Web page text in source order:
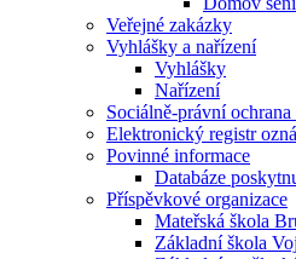
Veřejné zakázky
Vyhlášky a nařízení
Vyhlášky
Nařízení
Sociálně-právní ochrana
Elektronický registr
Povinné informace
Databáze
Příspěvkové organizace
Mateřská škola
Základní škola